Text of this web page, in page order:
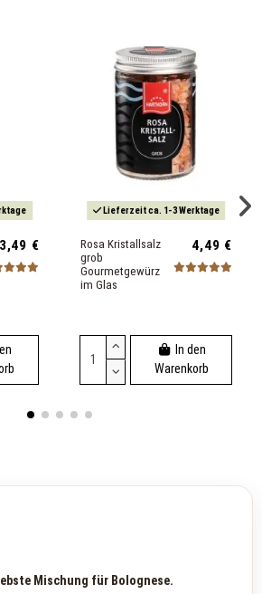
3,49 €
Lieferzeit ca. 1-3 Werktage
Rosa Kristallsalz
grob
Gourmetgewürz
im Glas
4,49 €
In den
Warenkorb
Mischung für Bolognese.